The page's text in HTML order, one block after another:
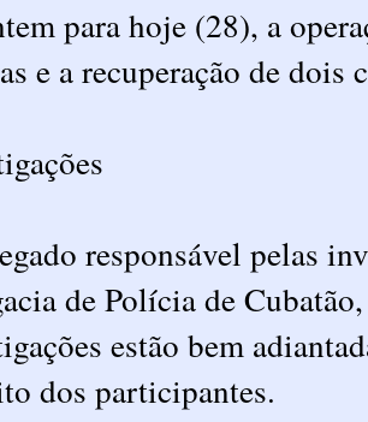
para hoje (28), a
e a recuperação de
responsável pelas
de Polícia de
estão bem
dos participantes.